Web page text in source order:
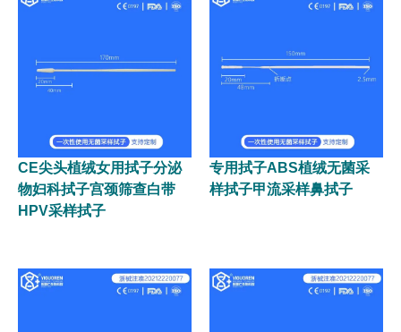
CE尖头植绒女用拭子分泌
物妇科拭子宫颈筛查白带
HPV采样拭子
专用拭子ABS植绒无菌采
样拭子甲流采样鼻拭子